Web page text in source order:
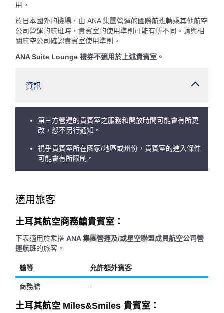
用。
於日本國外的機場，由 ANA 集團營運的國際航班轉乘其他航空
公司營運的航班時，貴賓室的使用準則可能有所不同。請與相
關航空公司確認貴賓室使用準則。
ANA Suite Lounge 禮券不適用於上述貴賓室。
資訊
第三方營運的貴賓室之服務和開放時間可能會有所更
改，恕不另行通知。
視乎貴賓室所在國家/地區或州份，貴賓室的進入條件
可能會有所限制。
適用旅客
土耳其航空商務艙貴賓室：
下表適用於乘搭 ANA 集團營運及/或星空聯盟成員航空公司營
運航班的旅客。
艙等 允許額外賓客
商務艙 -
土耳其航空 Miles&Smiles 貴賓室：